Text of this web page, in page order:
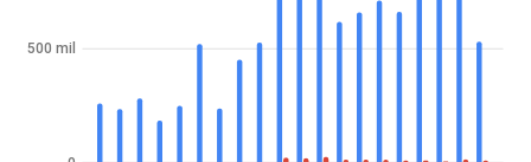
500 mil